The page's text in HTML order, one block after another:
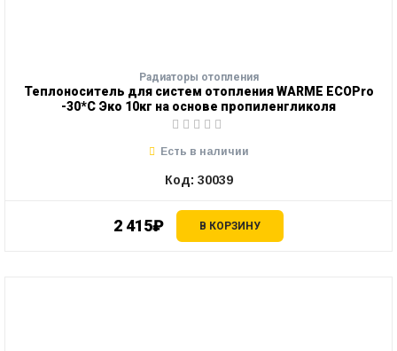
Радиаторы отопления
Теплоноситель для систем отопления WARME ECOPro
-30*С Эко 10кг на основе пропиленгликоля
2 415₽ В КОРЗИНУ
Есть в наличии
Код: 30039